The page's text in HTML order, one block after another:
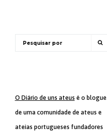
O Diário de uns ateus é o blogue
de uma comunidade de ateus e
ateias portugueses fundadores